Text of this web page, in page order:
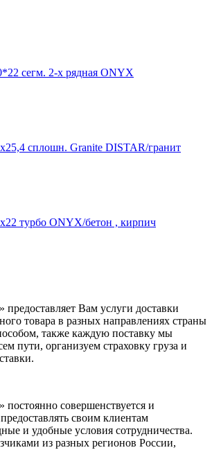
сегм. 2-х рядная ONYX
сплошн. Granite DISTAR/гранит
турбо ONYX/бетон , кирпич
Вам услуги доставки
товара в разных направлениях страны
также каждую поставку мы
пути, организуем страховку груза и
совершенствуется и
своим клиентам
и удобные условия сотрудничества.
из разных регионов России,